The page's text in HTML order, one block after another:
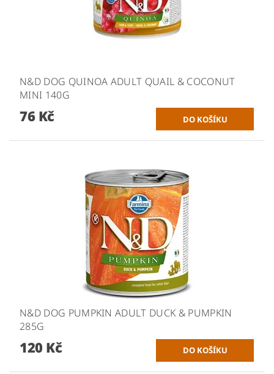
N&D DOG QUINOA ADULT QUAIL & COCONUT
MINI 140G
76 Kč
N&D DOG PUMPKIN ADULT DUCK & PUMPKIN
285G
120 Kč